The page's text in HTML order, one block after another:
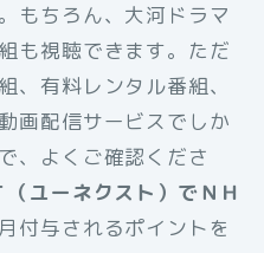
もちろん、大河ドラマ
も視聴できます。ただ
、有料レンタル番組、
画配信サービスでしか
、よくご確認くださ
ユーネクスト）でＮＨ
付与されるポイントを